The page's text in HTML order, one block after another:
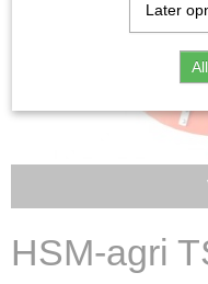
HSM-agri
Later